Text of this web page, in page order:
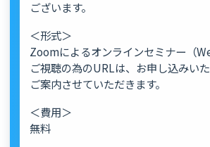
ございます。
＜形式＞
Zoomによるオンラインセミナー（
ご視聴の為のURLは、お申し込みい
ご案内させていただきます。
＜費用＞
無料